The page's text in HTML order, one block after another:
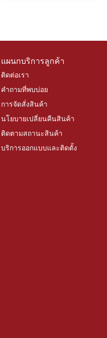
แผนกบริการลูกค้า
ติดต่อเรา
คำถามที่พบบ่อย
การจัดสั่งสินค้า
นโยบายเปลี่ยนคืนสินค้า
ติดตามสถานะสินค้า
บริการออกแบบและติดตั้ง